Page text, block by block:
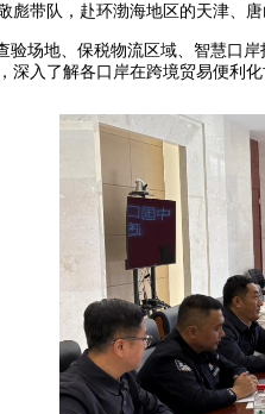
彪带队，赴环渤海地区的天津、
场地、保税物流区域、智慧口
深入了解各口岸在跨境贸易便利